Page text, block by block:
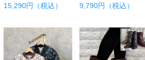
15,290円（税込）
9,790円（税込）